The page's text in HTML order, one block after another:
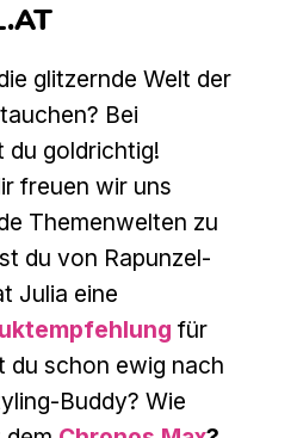
glitzernde Welt der
Bei
du goldrichtig!
freuen wir uns
Themenwelten zu
du von Rapunzel-
Julia eine
für
du schon ewig nach
Buddy? Wie